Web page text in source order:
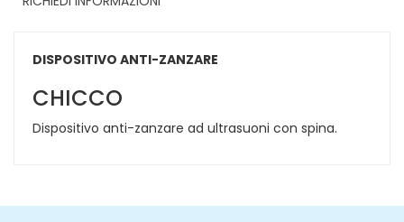
DISPOSITIVO ANTI-ZANZARE
CHICCO
Dispositivo anti-zanzare ad ultrasuoni con spina.